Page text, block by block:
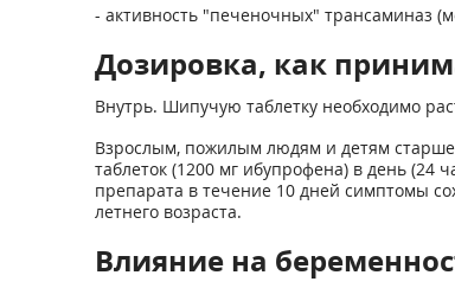
- активность "печеночных" трансаминаз
Дозировка, как
Внутрь. Шипучую таблетку необходимо
Взрослым, пожилым людям и детям старше
таблеток (1200 мг ибупрофена) в день
препарата в течение 10 дней симптомы
летнего возраста.
Влияние на